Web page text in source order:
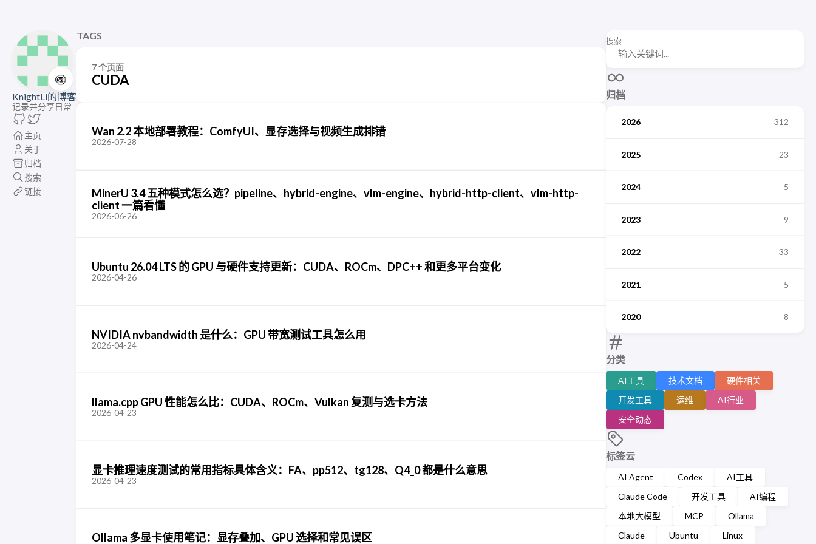
🍥
KnightLi的博客
记录并分享日常
主页
关于
归档
搜索
链接
搜索
归档
2026 312
2025 23
2024 5
2023 9
2022 33
2021 5
2020 8
分类
AI工具 技术文档
硬件相关
开发工具
运维
AI行业
安全动态
标签云
AI Agent Codex
AI工具
Claude Code
开发工具
AI编程
本地大模型
MCP
Ollama
Claude
Ubuntu Linux
TAGS
7 个页面
CUDA
Wan 2.2 本地部署教程：ComfyUI、显存选择与视频生成排错
2026-07-28
MinerU 3.4 五种模式怎么选？pipeline、hybrid-engine、vlm-engine、hybrid-http-client、vlm-http-
client 一篇看懂
2026-06-26
Ubuntu 26.04 LTS 的 GPU 与硬件支持更新：CUDA、ROCm、DPC++ 和更多平台变化
2026-04-26
NVIDIA nvbandwidth 是什么：GPU 带宽测试工具怎么用
2026-04-24
llama.cpp GPU 性能怎么比：CUDA、ROCm、Vulkan 复测与选卡方法
2026-04-23
显卡推理速度测试的常用指标具体含义：FA、pp512、tg128、Q4_0 都是什么意思
2026-04-23
Ollama 多显卡使用笔记：显存叠加、GPU 选择和常见误区